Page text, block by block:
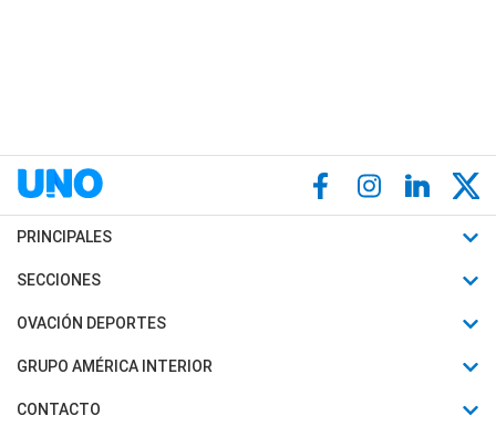
PRINCIPALES
Últimas Noticias
Política
Judiciales
SECCIONES
Horóscopo
Motores
OVACIÓN DEPORTES
Fútbol
Mundial
GRUPO AMÉRICA INTERIOR
Canal 7 en Vivo
CONTACTO